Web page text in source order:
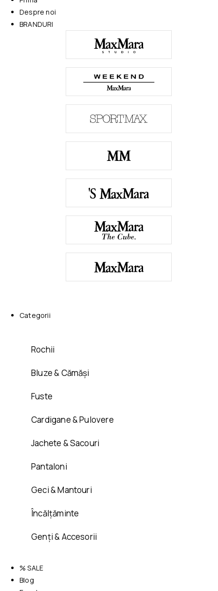
Despre noi
BRANDURI
Categorii
Rochii
Bluze & Cămăși
Fuste
Cardigane & Pulovere
Jachete & Sacouri
Pantaloni
Geci & Mantouri
Încălțăminte
Genți & Accesorii
% SALE
Blog